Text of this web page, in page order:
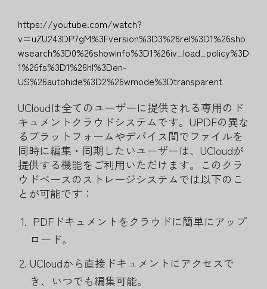
https://youtube.com/watch?
v=uZU243DP7gM%3Fversion%3D3%26rel%3D1%26sho
wsearch%3D0%26showinfo%3D1%26iv_load_policy%3D
1%26fs%3D1%26hl%3Den-
US%26autohide%3D2%26wmode%3Dtransparent
UCloudは全てのユーザーに提供される専用のド
キュメントクラウドシステムです。UPDFの異な
るプラットフォームやデバイス間でファイルを
同時に編集・同期したいユーザーは、UCloudが
提供する機能をご利用いただけます。このクラ
ウドベースのストレージシステムでは以下のこ
とが可能です：
PDFドキュメントをクラウドに簡単にアップ
ロード。
UCloudから直接ドキュメントにアクセスで
き、いつでも編集可能。